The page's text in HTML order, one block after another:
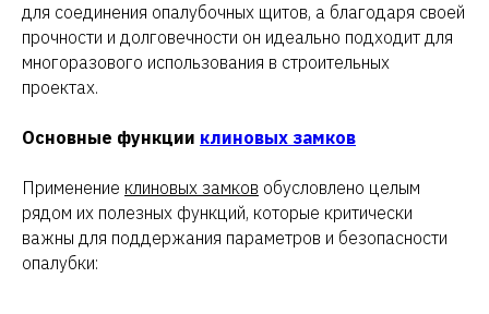
для соединения опалубочных щитов, а благодаря своей
прочности и долговечности он идеально подходит для
многоразового использования в строительных
проектах.
Основные функции клиновых замков
Применение клиновых замков обусловлено целым
рядом их полезных функций, которые критически
важны для поддержания параметров и безопасности
опалубки: